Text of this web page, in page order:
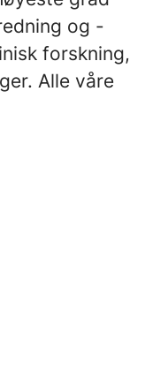
og -
forskning,
Alle våre